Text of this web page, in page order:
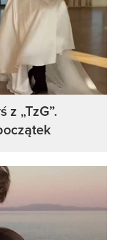
z „TzG”.